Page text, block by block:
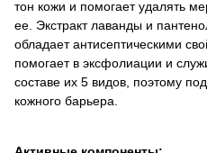
тон кожи и помогает удалять
ее. Экстракт лаванды и
обладает антисептическими
помогает в эксфолиации и
составе их 5 видов, поэтому
кожного барьера.